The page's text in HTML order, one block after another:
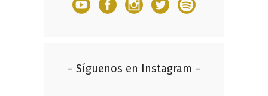
– Síguenos en Instagram –